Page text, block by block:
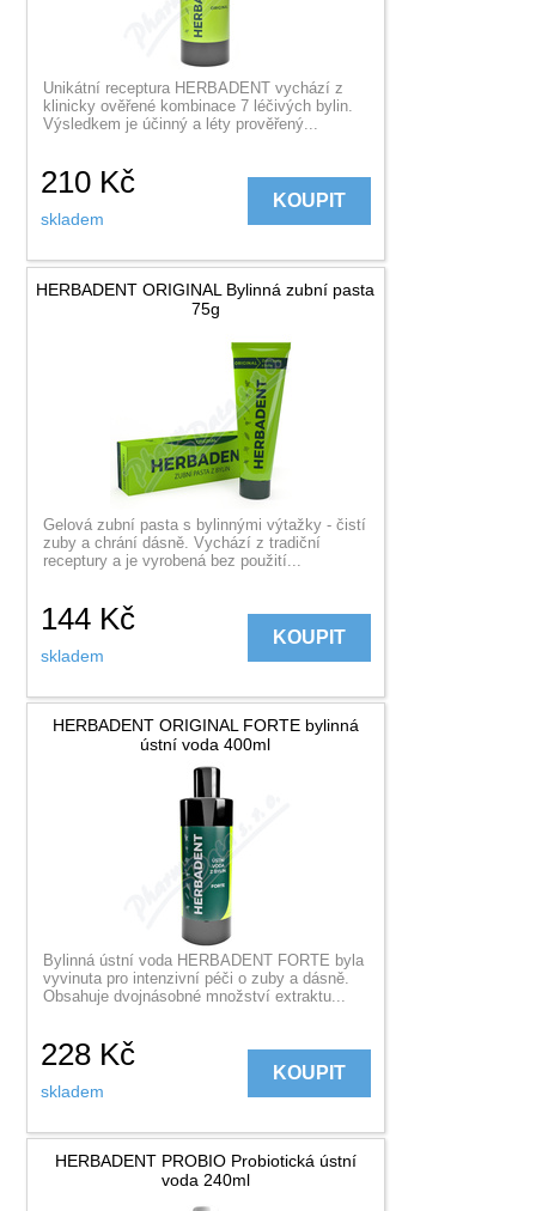
Unikátní receptura HERBADENT vychází z
klinicky ověřené kombinace 7 léčivých bylin.
Výsledkem je účinný a léty prověřený...
210 Kč
skladem
KOUPIT
HERBADENT ORIGINAL Bylinná zubní pasta
75g
Gelová zubní pasta s bylinnými výtažky - čistí
zuby a chrání dásně. Vychází z tradiční
receptury a je vyrobená bez použití...
144 Kč
skladem
KOUPIT
HERBADENT ORIGINAL FORTE bylinná
ústní voda 400ml
Bylinná ústní voda HERBADENT FORTE byla
vyvinuta pro intenzivní péči o zuby a dásně.
Obsahuje dvojnásobné množství extraktu...
228 Kč
skladem
KOUPIT
HERBADENT PROBIO Probiotická ústní
voda 240ml